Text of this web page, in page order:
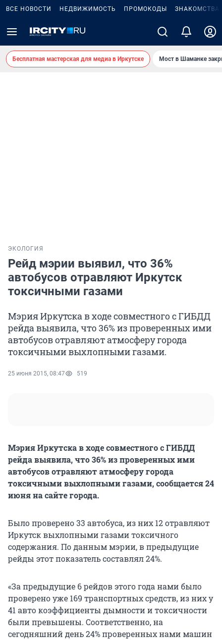
ВСЕ НОВОСТИ НЕДВИЖИМОСТЬ ПРОМОКОДЫ ЗНАКОМСТВА
Бесплатная мастерская для медиа в Иркутске Мост в Шаманке
ЭКОЛОГИЯ
Рейд мэрии выявил, что 36%
автобусов отравляют Иркутск
токсичными газами
Мэрия Иркутска в ходе совместного с ГИБДД
рейда выявила, что 36% из проверенных ими
автобусов отравляют атмосферу города
токсичными выхлопными газами.
25 июня 2015, 08:47 519
Мэрия Иркутска в ходе совместного с ГИБДД
рейда выявила, что 36% из проверенных ими
автобусов отравляют атмосферу города
токсичными выхлопными газами, сообщается 24
июня на сайте города.
Было проверено 33 автобуса, из них 12 отравляют
Иркутск выхлопными газами токсичного
содержания. По данным мэрии, в предыдущие
рейды этот показатель составлял 24%.
«За предыдущие 6 рейдов этого года нами было
проверено уже 169 транспортных средств, из них у
41 авто коэффициенты дымности и токсичности
были превышены. Соответственно, на
сегодняшний день 24% проверенных нами машин